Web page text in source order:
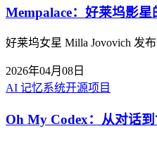
Mempalace：好莱坞影
好莱坞女星 Milla Jovovich 发
2026年04月08日
AI 记忆系统开源项目
Oh My Codex：从对话